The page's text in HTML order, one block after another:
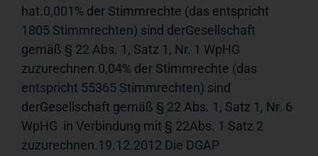
hat.0,001% der Stimmrechte (das entspricht
1805 Stimmrechten) sind derGesellschaft
gemäß § 22 Abs. 1, Satz 1, Nr. 1 WpHG
zuzurechnen.0,04% der Stimmrechte (das
entspricht 55365 Stimmrechten) sind
derGesellschaft gemäß § 22 Abs. 1, Satz 1, Nr. 6
WpHG  in Verbindung mit § 22Abs. 1 Satz 2
zuzurechnen.19.12.2012 Die DGAP